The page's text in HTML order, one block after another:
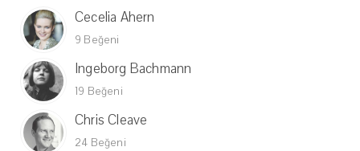
Cecelia Ahern
9 Beğeni
Ingeborg Bachmann
19 Beğeni
Chris Cleave
24 Beğeni